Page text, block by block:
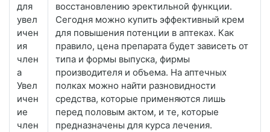
для
увел
ичен
ия
член
а
Увел
ичен
ие
член
восстановлению эректильной функции.
Сегодня можно купить эффективный крем
для повышения потенции в аптеках. Как
правило, цена препарата будет зависеть от
типа и формы выпуска, фирмы
производителя и объема. На аптечных
полках можно найти разновидности
средства, которые применяются лишь
перед половым актом, и те, которые
предназначены для курса лечения.